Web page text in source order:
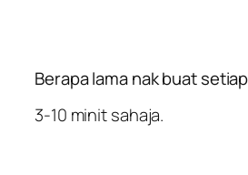
Berapa lama nak buat
3-10 minit sahaja.